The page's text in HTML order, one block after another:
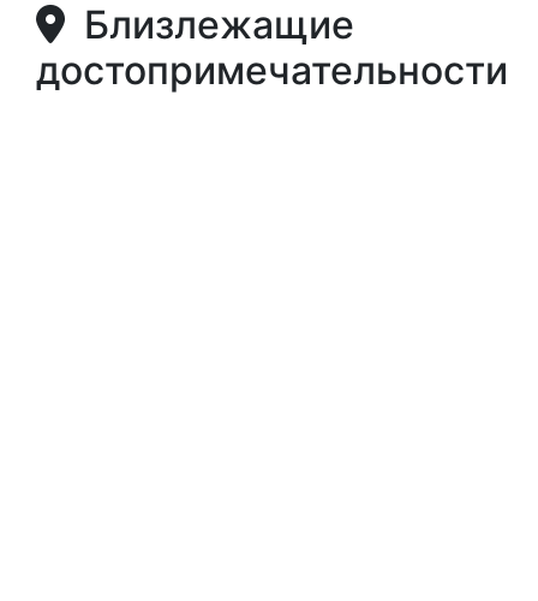
Близлежащие
достопримечательности